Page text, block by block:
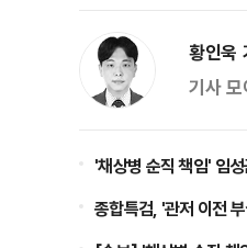
황인
기사
'채상병 순직 책임' 임
종합특검, '관저 이전